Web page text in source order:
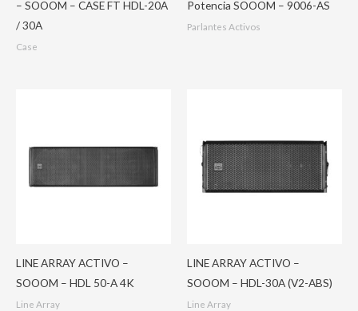
– SOOOM – CASE FT HDL-20A
/ 30A
Case
Potencia SOOOM – 9006-AS
Parlantes Activos
LINE ARRAY ACTIVO –
SOOOM – HDL 50-A 4K
Line Array
LINE ARRAY ACTIVO –
SOOOM – HDL-30A (V2-ABS)
Line Array